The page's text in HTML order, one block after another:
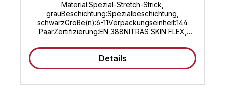
Material:Spezial-Stretch-Strick,
grauBeschichtung:Spezialbeschichtung,
schwarzGröße(n):6-11Verpackungseinheit:144
PaarZertifizierung:EN 388NITRAS SKIN FLEX,
Spezialbeschichtung, schwarz, teilbeschichtet auf
Innenhand und Fingerkuppen, Strickbund,
perfekter Tragekomfort, perfekte Fingerfertigkeit,
Details